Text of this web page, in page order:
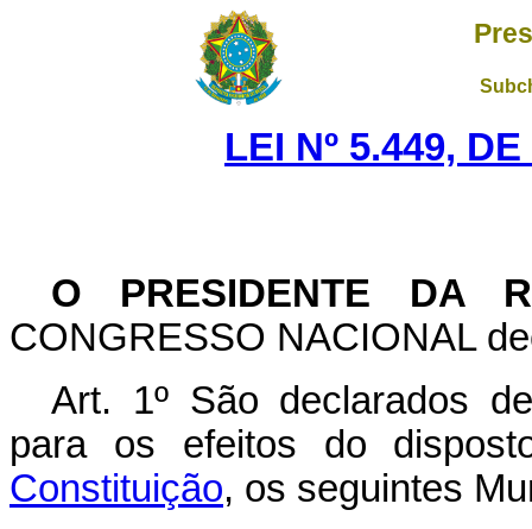
LEI Nº 5.449,
O PRESIDENTE DA
CONGRESSO NACIONAL
Art. 1º São declarados
para os efeitos do
Constituição, os seguintes